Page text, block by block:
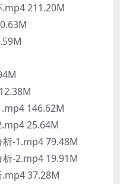
211.20M
146.62M
25.64M
-1.mp4 79.48M
-2.mp4 19.91M
37.28M